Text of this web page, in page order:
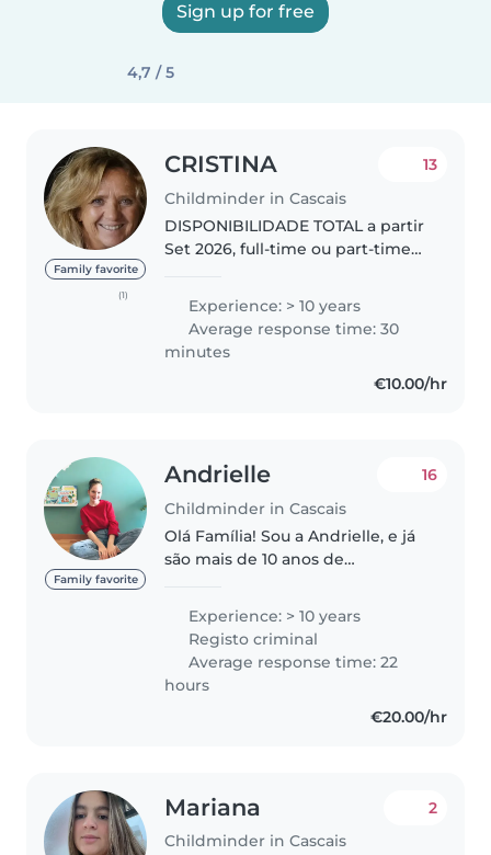
Sign up for free
4,7 / 5
Family favorite
(1)
CRISTINA
Childminder in Cascais
13
DISPONIBILIDADE TOTAL a partir
Set 2026, full-time ou part-time
responsabilidade, afecto e
profissionalismo. Avaliação de
uma Mãe, disponível para
consulta no meu..
Experience: > 10 years
Average response time: 30
minutes
€10.00/hr
Family favorite
Andrielle
Childminder in Cascais
16
Olá Família! Sou a Andrielle, e já
são mais de 10 anos de
Estou disponível para ir até
vocês!! Mas a minha casinha
também..
Experience: > 10 years
Registo criminal
Average response time: 22
hours
€20.00/hr
Mariana
Childminder in Cascais
2